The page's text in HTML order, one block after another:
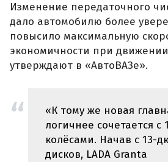
Изменение передаточного
дало автомобилю более
повысило максимальную
экономичности при
утверждают в «АвтоВАЗе».
«К тому же новая
логичнее сочетается
колёсами. Начав с 13-
дисков, LADA Granta